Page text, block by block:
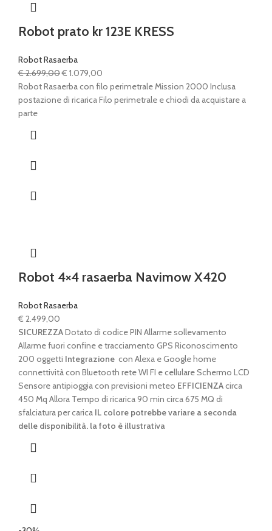
Robot prato kr 123E KRESS
Robot Rasaerba
€2.699,00Il
prezzo
originale
€ 1.079,00
prezzo
attuale
Robot Rasaerba con filo perimetrale Mission 2000 Inclusa
postazione di ricarica Filo perimetrale e chiodi da acquistare a
parte
Robot 4×4 rasaerba Navimow X420
Robot Rasaerba
€ 2.499,00
SICUREZZADotato di codice PIN Allarme sollevamento
Allarme fuori confine e tracciamento GPS Riconoscimento
200 oggetti Integrazione con Alexa e Google home
connettività con Bluetooth rete WI FI e cellulare Schermo LCD
Sensore antipioggia con previsioni meteo EFFICIENZAcirca
450 Mq Allora Tempo di ricarica 90 min circa 675 MQ di
sfalciatura per carica IL colore potrebbe variare a seconda
delle disponibilità. la foto è illustrativa